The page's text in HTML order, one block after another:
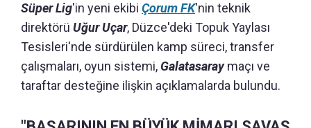
Süper Lig'in yeni ekibi Çorum FK'nin teknik
direktörü Uğur Uçar, Düzce'deki Topuk Yaylası
Tesisleri'nde sürdürülen kamp süreci, transfer
çalışmaları, oyun sistemi, Galatasaraymaçı ve
taraftar desteğine ilişkin açıklamalarda bulundu.